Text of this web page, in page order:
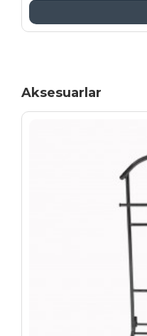
Aksesuarlar